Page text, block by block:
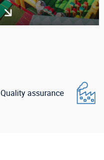
Quality assurance